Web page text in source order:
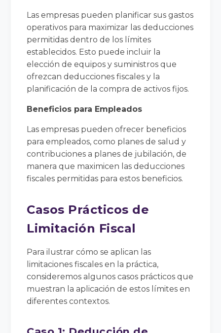
Las empresas pueden planificar sus gastos
operativos para maximizar las deducciones
permitidas dentro de los límites
establecidos. Esto puede incluir la
elección de equipos y suministros que
ofrezcan deducciones fiscales y la
planificación de la compra de activos fijos.
Beneficios para Empleados
Las empresas pueden ofrecer beneficios
para empleados, como planes de salud y
contribuciones a planes de jubilación, de
manera que maximicen las deducciones
fiscales permitidas para estos beneficios.
Casos Prácticos de
Limitación Fiscal
Para ilustrar cómo se aplican las
limitaciones fiscales en la práctica,
consideremos algunos casos prácticos que
muestran la aplicación de estos límites en
diferentes contextos.